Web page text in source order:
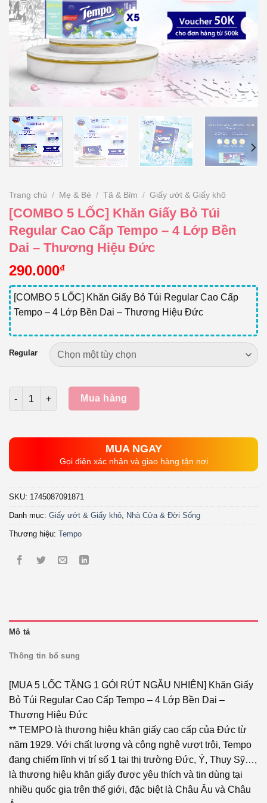
Trang chủ / Mẹ & Bé / Tã & Bỉm / Giấy ướt & Giấy khô
[COMBO 5 LỐC] Khăn Giấy Bỏ Túi
Regular Cao Cấp Tempo – 4 Lớp Bền
Dai – Thương Hiệu Đức
290.000₫
[COMBO 5 LỐC] Khăn Giấy Bỏ Túi Regular Cao Cấp
Tempo – 4 Lớp Bền Dai – Thương Hiệu Đức
Regular
Số lượng
Mua hàng
MUA NGAY
Gọi điện xác nhận và giao hàng tận nơi
SKU: 1745087091871
Danh mục: Giấy ướt & Giấy khô, Nhà Cửa & Đời Sống
Thương hiệu: Tempo
Mô tả
Thông tin bổ sung
[MUA 5 LỐC TẶNG 1 GÓI RÚT NGẪU NHIÊN] Khăn Giấy
Bỏ Túi Regular Cao Cấp Tempo – 4 Lớp Bền Dai –
Thương Hiệu Đức
** TEMPO là thương hiệu khăn giấy cao cấp của Đức từ
năm 1929. Với chất lượng và công nghệ vượt trội, Tempo
đang chiếm lĩnh vị trí số 1 tại thị trường Đức, Ý, Thụy Sỹ…,
là thương hiệu khăn giấy được yêu thích và tin dùng tại
nhiều quốc gia trên thế giới, đặc biệt là Châu Âu và Châu